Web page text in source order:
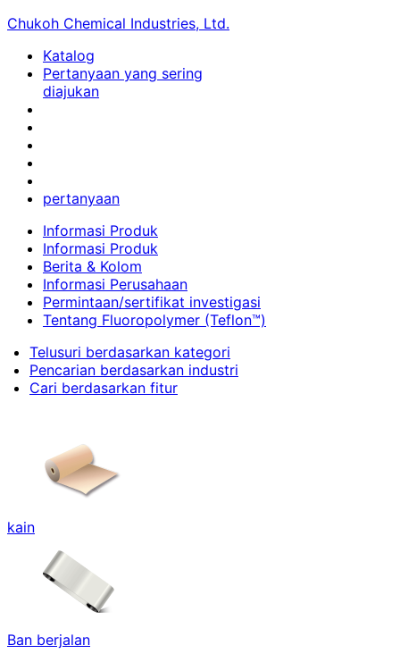
Chukoh Chemical Industries, Ltd.
Katalog
Pertanyaan yang sering
diajukan
pertanyaan
Informasi Produk
Informasi Produk
Berita & Kolom
Informasi Perusahaan
Permintaan/sertifikat investigasi
Tentang Fluoropolymer (Teflon™)
Telusuri berdasarkan kategori
Pencarian berdasarkan industri
Cari berdasarkan fitur
kain
Ban berjalan